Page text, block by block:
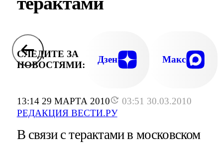
13:14 29 МАРТА 2010
03:51 30.03.2010
РЕДАКЦИЯ ВЕСТИ.РУ
СЛЕДИТЕ ЗА
НОВОСТЯМИ:
Дзен Макс
В связи с терактами в московском